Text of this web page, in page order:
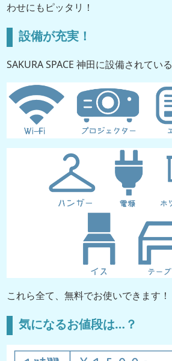
わせにもピッタリ！
設備が充実！
SAKURA SPACE 神田に設備されてい
これら全て、無料でお使いできます！
気になるお値段は…？